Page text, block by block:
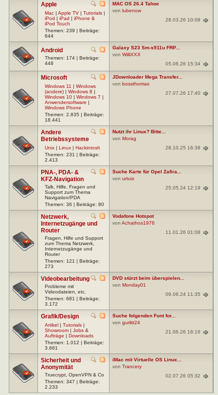
Apple
Mac | Apple TV | Tutorials |
iPod | iPad | iPhone &
iPod Touch
Themen: 239 | Beiträge:
644
MAC OS 26.4 Tahoe
von lubenow
28.03.26 10:08
Android
Themen: 174 | Beiträge:
448
Galaxy S23 Sm-s911u FRP...
von WilliXXX
05.06.26 15:34
Microsoft
Windows 11 | Windows
(andere) | Windows 8 |
Windows 10 | Windows 7 |
Anwendersoftware |
Windows Phone
Themen: 2.835 | Beiträge:
18.441
JDownloader Mega Transfer...
von bossthomas
27.07.26 17:40
Andere
Betriebssysteme
Unix | Linux | Hackintosh
Themen: 231 | Beiträge:
2.413
Nutzt ihr Linux? Bitte...
von Morag
28.10.25 16:38
PNA-, PDA- &
KFZ-Navigation
Talk, Hilfe, Fragen und
Support zum Thema
Navigation/PDA
Themen: 36 | Beiträge: 80
Suche Karte für Opel Zafira...
von urtuix
25.05.24 12:19
Netzwerk,
Internetzugänge und
Router
Fragen, Hilfe und Support
zum Thema Netzwerk,
Internetzugänge und
Router
Themen: 121 | Beiträge:
273
Vodafone Hotspot
von Achathos1976
11.01.26 01:08
Videobearbeitung
Probleme mit
Videodateien, etc.
Themen: 681 | Beiträge:
3.172
DVD stürzt beim überspielen...
von Monday01
09.06.24 11:35
Grafik/Design
Artikel | Tutorials |
Showroom | Jobs &
Aufträge | Downloads
Themen: 1.012 | Beiträge:
3.661
Suche folgenden Font for...
von gurlitt24
21.06.26 18:16
Sicherheit und
Anonymität
Truecrypt, OpenVPN & Co
Themen: 347 | Beiträge:
2.233
iMac mit Virtuelle OS Linux...
von Trancery
02.07.26 05:32